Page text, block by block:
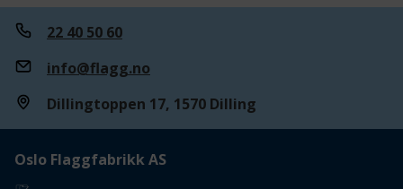
22 40 50 60
info@flagg.no
Dillingtoppen 17, 1570 Dilling
Oslo Flaggfabrikk AS